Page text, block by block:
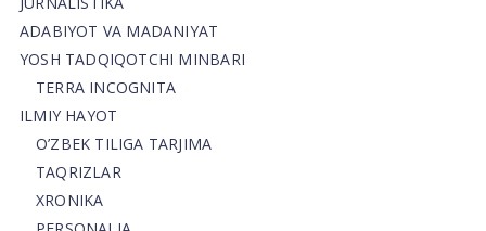
ADABIYOT VA MADANIYAT
YOSH TADQIQOTCHI MINBARI
TERRA INCOGNITA
ILMIY HAYOT
O’ZBEK TILIGA TARJIMA
TAQRIZLAR
XRONIKA